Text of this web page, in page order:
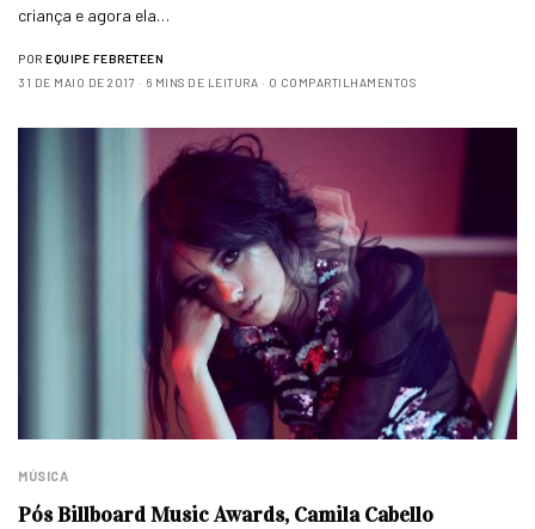
criança e agora ela…
POR EQUIPE FEBRETEEN
31 DE MAIO DE 2017
6 MINS DE LEITURA 0 COMPARTILHAMENTOS
MÚSICA
Pós Billboard Music Awards, Camila Cabello